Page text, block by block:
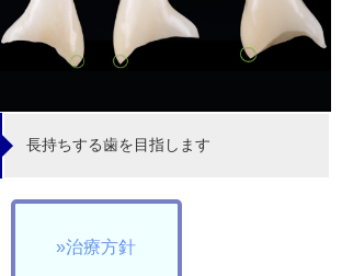
長持ちする歯を目指します
»治療方針